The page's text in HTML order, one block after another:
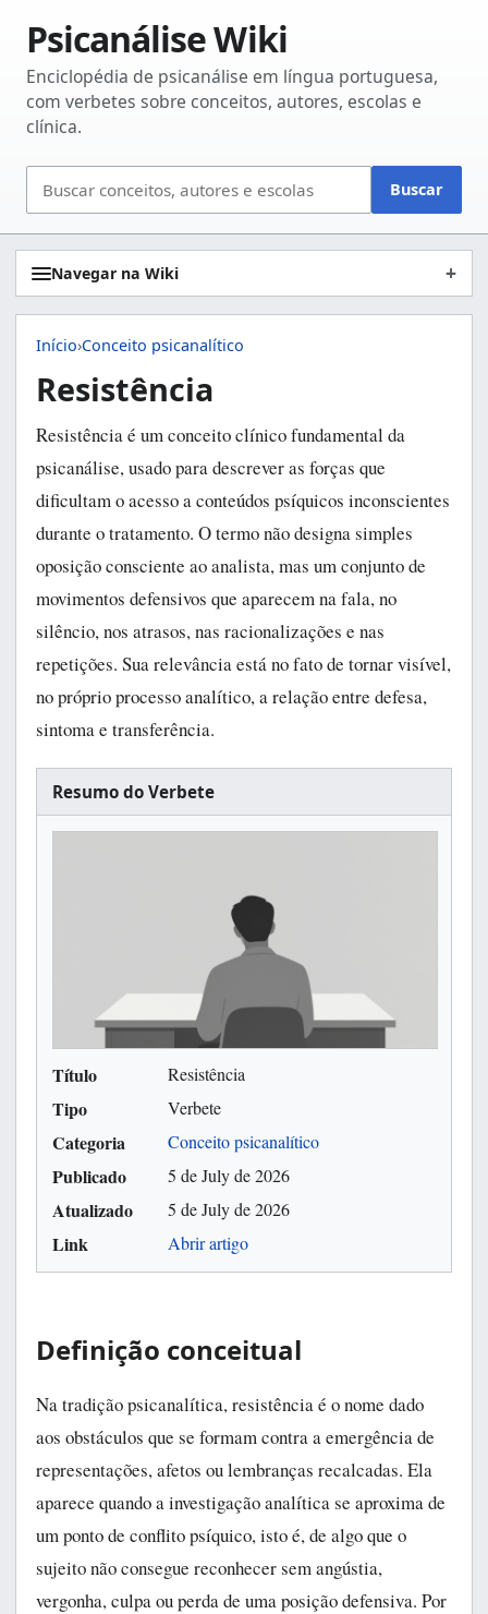
Psicanálise Wiki
Enciclopédia de psicanálise em língua portuguesa,
com verbetes sobre conceitos, autores, escolas e
clínica.
Buscar
Navegar na Wiki
Início›Conceito psicanalítico
Resistência
Resistência é um conceito clínico fundamental da
psicanálise, usado para descrever as forças que
dificultam o acesso a conteúdos psíquicos inconscientes
durante o tratamento. O termo não designa simples
oposição consciente ao analista, mas um conjunto de
movimentos defensivos que aparecem na fala, no
silêncio, nos atrasos, nas racionalizações e nas
repetições. Sua relevância está no fato de tornar visível,
no próprio processo analítico, a relação entre defesa,
sintoma e transferência.
Resumo do Verbete
Título Resistência
Tipo Verbete
Categoria Conceito psicanalítico
Publicado 5 de July de 2026
Atualizado 5 de July de 2026
Link Abrir artigo
Definição conceitual
Na tradição psicanalítica, resistência é o nome dado
aos obstáculos que se formam contra a emergência de
representações, afetos ou lembranças recalcadas. Ela
aparece quando a investigação analítica se aproxima de
um ponto de conflito psíquico, isto é, de algo que o
sujeito não consegue reconhecer sem angústia,
vergonha, culpa ou perda de uma posição defensiva. Por